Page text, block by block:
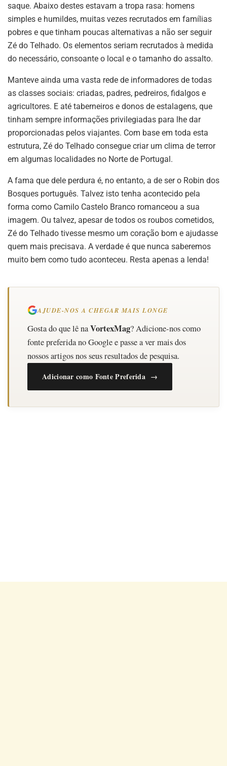
saque. Abaixo destes estavam a tropa rasa: homens
simples e humildes, muitas vezes recrutados em famílias
pobres e que tinham poucas alternativas a não ser seguir
Zé do Telhado. Os elementos seriam recrutados à medida
do necessário, consoante o local e o tamanho do assalto.
Manteve ainda uma vasta rede de informadores de todas
as classes sociais: criadas, padres, pedreiros, fidalgos e
agricultores. E até taberneiros e donos de estalagens, que
tinham sempre informações privilegiadas para lhe dar
proporcionadas pelos viajantes. Com base em toda esta
estrutura, Zé do Telhado consegue criar um clima de terror
em algumas localidades no Norte de Portugal.
A fama que dele perdura é, no entanto, a de ser o Robin dos
Bosques português. Talvez isto tenha acontecido pela
forma como Camilo Castelo Branco romanceou a sua
imagem. Ou talvez, apesar de todos os roubos cometidos,
Zé do Telhado tivesse mesmo um coração bom e ajudasse
quem mais precisava. A verdade é que nunca saberemos
muito bem como tudo aconteceu. Resta apenas a lenda!
AJUDE-NOS A CHEGAR MAIS LONGE
Gosta do que lê naVortexMag? Adicione-nos como
fonte preferida no Google e passe a ver mais dos
nossos artigos nos seus resultados de pesquisa.
Adicionar como Fonte Preferida →